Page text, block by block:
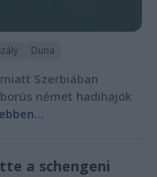
Duna
Szerbiában
német hadihajók
a schengeni